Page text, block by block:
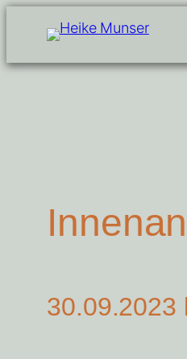
30.09.2023